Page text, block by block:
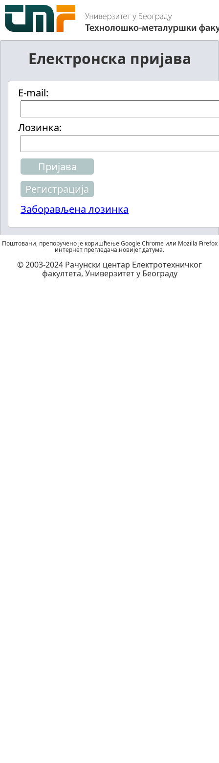
Електронска пријава
E-mail:
Лозинка:
Регистрација
Заборављена лозинка
Поштовани, препоручено је коришћење Google Chrome или Mozilla Firefox
интернет прегледача новијег датума.
© 2003-2024 Рачунски центар Електротехничког
факултета, Универзитет у Београду